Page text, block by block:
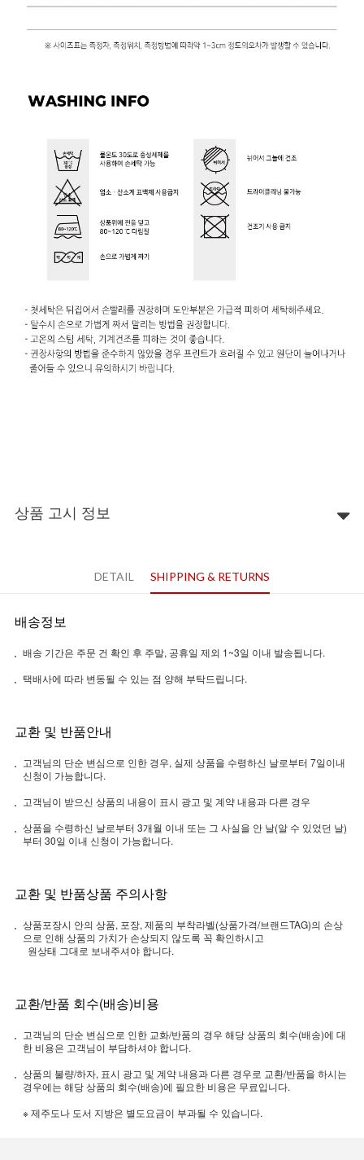
상품 고시 정보
DETAIL SHIPPING & RETURNS
배송정보
배송 기간은 주문 건 확인 후 주말, 공휴일 제외 1~3일 이내 발송됩니다.
택배사에 따라 변동될 수 있는 점 양해 부탁드립니다.
교환 및 반품안내
고객님의 단순 변심으로 인한 경우, 실제 상품을 수령하신 날로부터 7일이내
신청이 가능합니다.
고객님이 받으신 상품의 내용이 표시 광고 및 계약 내용과 다른 경우
상품을 수령하신 날로부터 3개월 이내 또는 그 사실을 안 날(알 수 있었던 날)
부터 30일 이내 신청이 가능합니다.
교환 및 반품상품 주의사항
상품포장시 안의 상품, 포장, 제품의 부착라벨(상품가격/브랜드TAG)의 손상
으로 인해 상품의 가치가 손상되지 않도록 꼭 확인하시고
원상태 그대로 보내주셔야 합니다.
교환/반품 회수(배송)비용
고객님의 단순 변심으로 인한 교화/반품의 경우 해당 상품의 회수(배송)에 대
한 비용은 고객님이 부담하셔야 합니다.
상품의 불량/하자, 표시 광고 및 계약 내용과 다른 경우로 교환/반품을 하시는
경우에는 해당 상품의 회수(배송)에 필요한 비용은 무료입니다.
※ 제주도나 도서 지방은 별도요금이 부과될 수 있습니다.